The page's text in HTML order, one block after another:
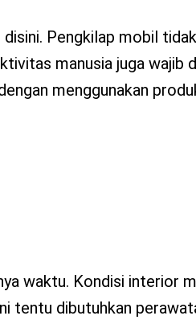
Pengkilap mobil
manusia juga wajib
menggunakan
waktu. Kondisi interior
tentu dibutuhkan